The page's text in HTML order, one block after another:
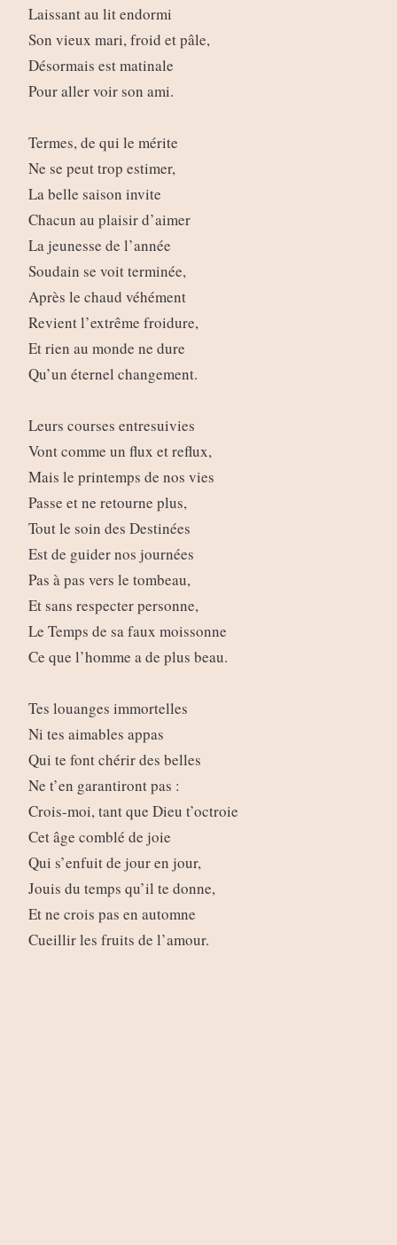
Laissant au lit endormi
Son vieux mari, froid et pâle,
Désormais est matinale
Pour aller voir son ami.
Termes, de qui le mérite
Ne se peut trop estimer,
La belle saison invite
Chacun au plaisir d’aimer
La jeunesse de l’année
Soudain se voit terminée,
Après le chaud véhément
Revient l’extrême froidure,
Et rien au monde ne dure
Qu’un éternel changement.
Leurs courses entresuivies
Vont comme un flux et reflux,
Mais le printemps de nos vies
Passe et ne retourne plus,
Tout le soin des Destinées
Est de guider nos journées
Pas à pas vers le tombeau,
Et sans respecter personne,
Le Temps de sa faux moissonne
Ce que l’homme a de plus beau.
Tes louanges immortelles
Ni tes aimables appas
Qui te font chérir des belles
Ne t’en garantiront pas :
Crois-moi, tant que Dieu t’octroie
Cet âge comblé de joie
Qui s’enfuit de jour en jour,
Jouis du temps qu’il te donne,
Et ne crois pas en automne
Cueillir les fruits de l’amour.